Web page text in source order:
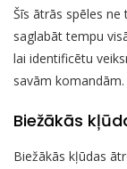
Šīs ātrās spēles
saglabāt tempu
lai identificētu
savām komandām.
Biežākās
Biežākās kļūdas